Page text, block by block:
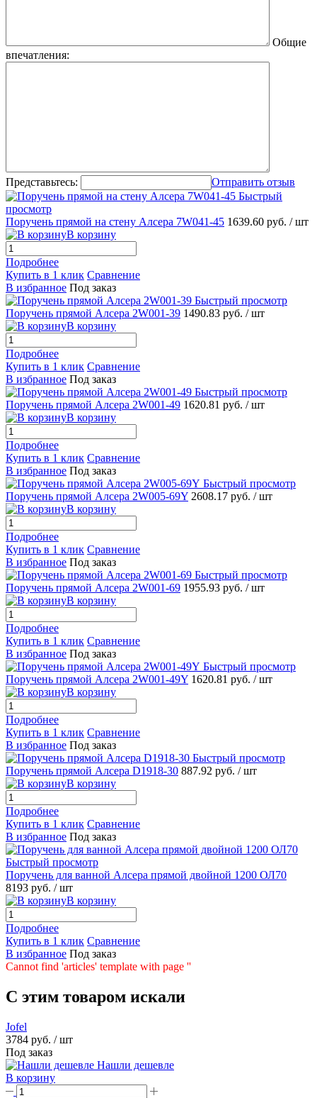
Общие
впечатления:
Представьтесь:
Отправить отзыв
Быстрый
просмотр
Поручень прямой на стену Алсера 7W041-45 1639.60 руб. / шт
В корзину
Подробнее
Купить в 1 клик Сравнение
В избранное Под заказ
Быстрый просмотр
Поручень прямой Алсера 2W001-39 1490.83 руб. / шт
В корзину
Подробнее
Купить в 1 клик Сравнение
В избранное Под заказ
Быстрый просмотр
Поручень прямой Алсера 2W001-49 1620.81 руб. / шт
В корзину
Подробнее
Купить в 1 клик Сравнение
В избранное Под заказ
Быстрый просмотр
Поручень прямой Алсера 2W005-69Y 2608.17 руб. / шт
В корзину
Подробнее
Купить в 1 клик Сравнение
В избранное Под заказ
Быстрый просмотр
Поручень прямой Алсера 2W001-69 1955.93 руб. / шт
В корзину
Подробнее
Купить в 1 клик Сравнение
В избранное Под заказ
Быстрый просмотр
Поручень прямой Алсера 2W001-49Y 1620.81 руб. / шт
В корзину
Подробнее
Купить в 1 клик Сравнение
В избранное Под заказ
Быстрый просмотр
Поручень прямой Алсера D1918-30 887.92 руб. / шт
В корзину
Подробнее
Купить в 1 клик Сравнение
В избранное Под заказ
Быстрый просмотр
Поручень для ванной Алсера прямой двойной 1200 ОЛ70
8193 руб. / шт
В корзину
Подробнее
Купить в 1 клик Сравнение
В избранное Под заказ
Cannot find 'articles' template with page ''
C этим товаром искали
Jofel
3784 руб. / шт
Под заказ
Нашли дешевле
В корзину